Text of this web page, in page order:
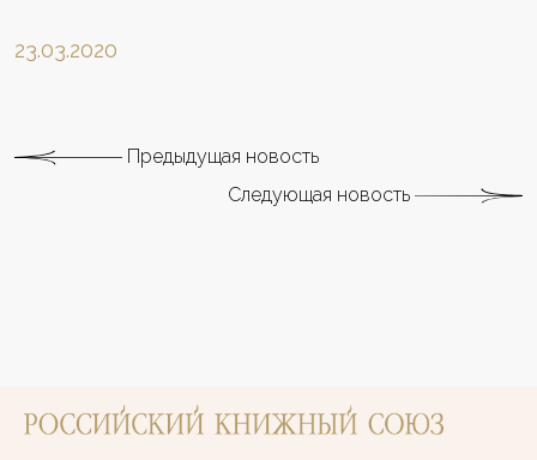
23.03.2020
Предыдущая новость
Следующая новость